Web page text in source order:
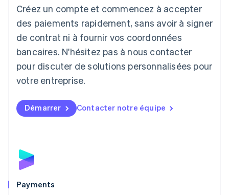
Créez un compte et commencez à accepter
des paiements rapidement, sans avoir à signer
de contrat ni à fournir vos coordonnées
bancaires. N'hésitez pas à nous contacter
pour discuter de solutions personnalisées pour
votre entreprise.
Démarrer Contacter notre équipe
Payments
Lettonie
English
Liechtenstein
DeutschEnglish
Lituanie
Luxembourg
FrançaisDeutschEnglish
English简体中文
Malte
Norvège
English
English